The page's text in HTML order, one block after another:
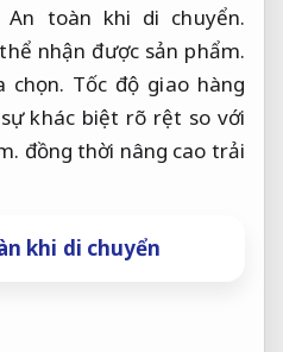
An toàn khi di chuyển.
nhận được sản phẩm.
chọn. Tốc độ giao hàng
khác biệt rõ rệt so với
đồng thời nâng cao trải
khi di chuyển